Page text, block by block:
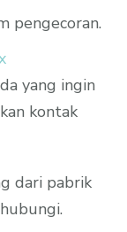
pengecoran.
yang ingin
kontak
dari pabrik